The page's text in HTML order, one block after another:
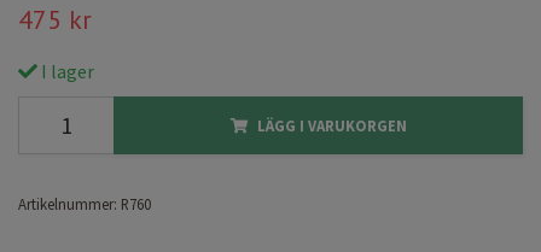
475 kr
I lager
LÄGG I VARUKORGEN
Artikelnummer: R760